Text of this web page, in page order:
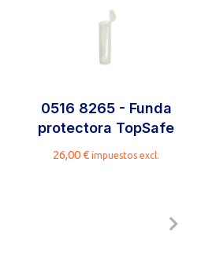
0516 8265 - Funda
protectora TopSafe
26,00€ impuestos excl.